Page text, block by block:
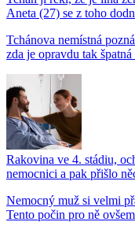
Aneta (27) se z toho
Tchánova nemístná
zda je opravdu tak
Rakovina ve 4. stádiu,
nemocnici a pak přišlo
Nemocný muž si velmi
Tento počin pro ně